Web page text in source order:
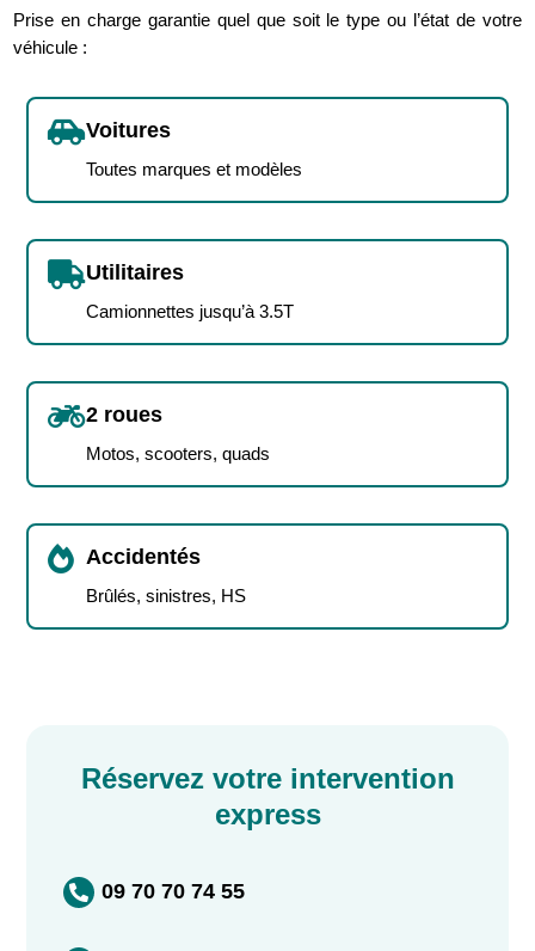
Prise en charge garantie quel que soit le type ou l’état de votre
véhicule :
Voitures
Toutes marques et modèles
Utilitaires
Camionnettes jusqu’à 3.5T
2 roues
Motos, scooters, quads
 Accidentés
Brûlés, sinistres, HS
Réservez votre intervention
express
 09 70 70 74 55